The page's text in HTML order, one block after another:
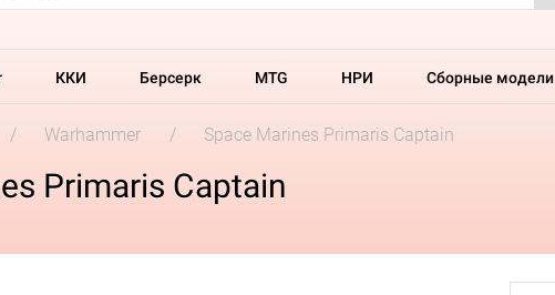
ККИ Берсерк MTG НРИ Сборные модели
Warhammer Space Marines Primaris Captain
Primaris Captain